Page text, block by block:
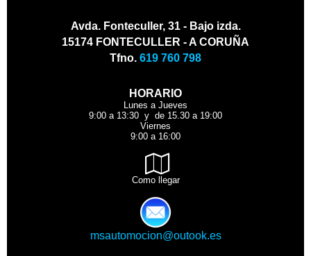
Avda. Fonteculler, 31 - Bajo izda.
15174 FONTECULLER - A CORUÑA
Tfno. 619 760 798
HORARIO
Lunes a Jueves
9:00 a 13:30 y de 15.30 a 19:00
Viernes
9:00 a 16:00
Como llegar
msautomocion@outook.es